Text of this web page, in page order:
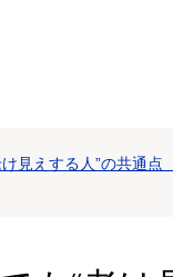
見えする人”の共通